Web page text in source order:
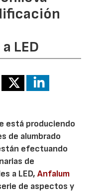
LED
está produciendo
de alumbrado
efectuando
de
a LED,Anfalum
de aspectos y